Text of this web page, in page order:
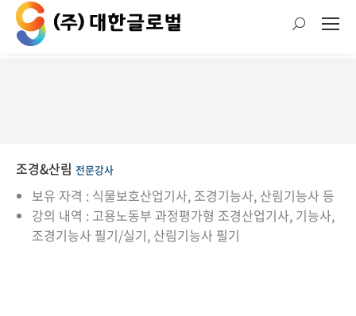
검
조경&산림 전문강사
보유 자격 : 식물보호산업기사, 조경기능사, 산림기능사 등
강의 내역 : 고용노동부 과정평가형 조경산업기사, 기능사,
조경기능사 필기/실기, 산림기능사 필기